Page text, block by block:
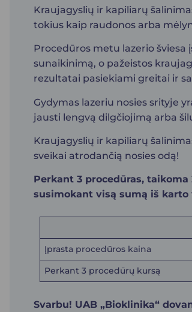
Kraujagyslių ir kapiliarų
tokius kaip raudonos arba
Procedūros metu lazerio šviesa
sunaikinimą, o pažeistos
rezultatai pasiekiami greitai ir
Gydymas lazeriu nosies srityje
jausti lengvą dilgčiojimą arba
Kraujagyslių ir kapiliarų
sveikai atrodančią nosies odą!
Perkant 3 procedūras,
susimokant visą sumą iš
Įprasta procedūros kaina
Perkant 3 procedūrų kursą
Svarbu! UAB „Bioklinika“